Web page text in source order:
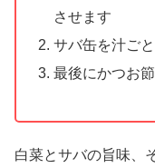
させます
サバ缶を汁ご
最後にかつお
白菜とサバの旨味、